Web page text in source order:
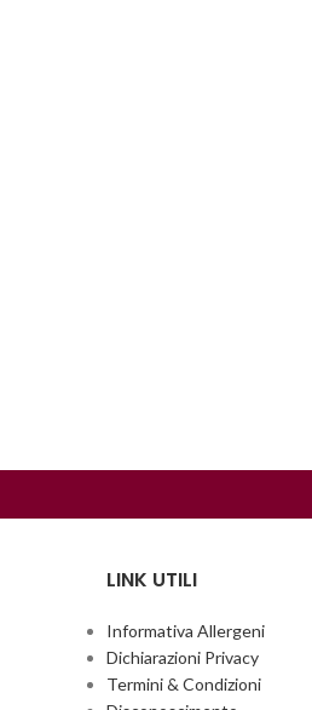
LINK UTILI
Informativa Allergeni
Dichiarazioni Privacy
Termini & Condizioni